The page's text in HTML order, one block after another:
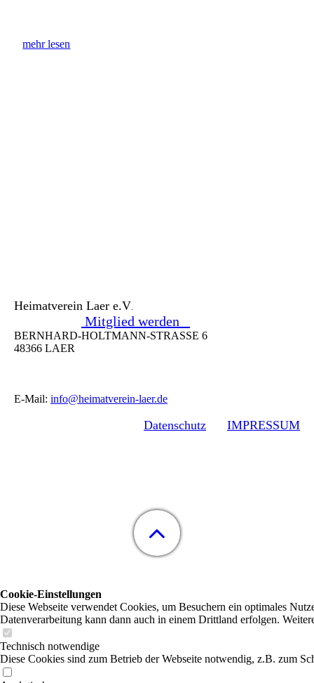
mehr lesen
Heimatverein Laer e.V.
Mitglied werden
BERNHARD-HOLTMANN-STRASSE 6
48366 LAER
E-Mail: info@heimatverein-laer.de
Datenschutz IMPRESSUM
Cookie-Einstellungen
Diese Webseite verwendet Cookies, um Besuchern ein optimales
Datenverarbeitung kann dann auch in einem Drittland erfolgen.
Technisch notwendige
Diese Cookies sind zum Betrieb der Webseite notwendig, z.B. zum